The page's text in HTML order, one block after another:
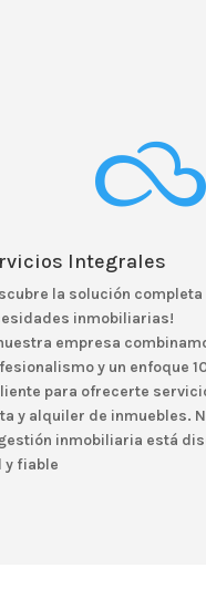

Integrales
la solución
inmobiliarias!
empresa
y un enfoque
para ofrecerte
y alquiler de inmuebles.
inmobiliaria está
y fiable